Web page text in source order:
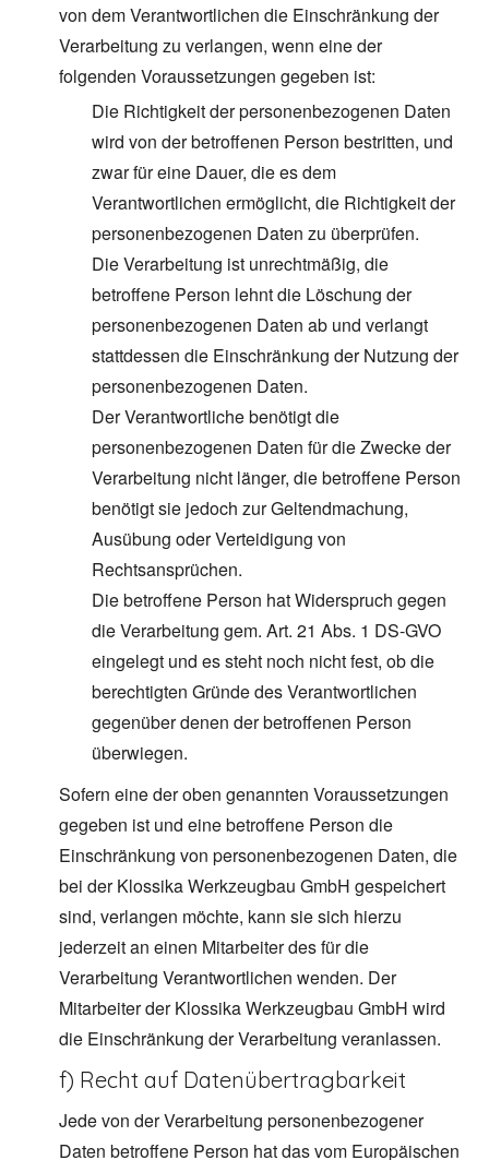
von dem Verantwortlichen die Einschränkung der
Verarbeitung zu verlangen, wenn eine der
folgenden Voraussetzungen gegeben ist:
Die Richtigkeit der personenbezogenen Daten
wird von der betroffenen Person bestritten, und
zwar für eine Dauer, die es dem
Verantwortlichen ermöglicht, die Richtigkeit der
personenbezogenen Daten zu überprüfen.
Die Verarbeitung ist unrechtmäßig, die
betroffene Person lehnt die Löschung der
personenbezogenen Daten ab und verlangt
stattdessen die Einschränkung der Nutzung der
personenbezogenen Daten.
Der Verantwortliche benötigt die
personenbezogenen Daten für die Zwecke der
Verarbeitung nicht länger, die betroffene Person
benötigt sie jedoch zur Geltendmachung,
Ausübung oder Verteidigung von
Rechtsansprüchen.
Die betroffene Person hat Widerspruch gegen
die Verarbeitung gem. Art. 21 Abs. 1 DS-GVO
eingelegt und es steht noch nicht fest, ob die
berechtigten Gründe des Verantwortlichen
gegenüber denen der betroffenen Person
überwiegen.
Sofern eine der oben genannten Voraussetzungen
gegeben ist und eine betroffene Person die
Einschränkung von personenbezogenen Daten, die
bei der Klossika Werkzeugbau GmbH gespeichert
sind, verlangen möchte, kann sie sich hierzu
jederzeit an einen Mitarbeiter des für die
Verarbeitung Verantwortlichen wenden. Der
Mitarbeiter der Klossika Werkzeugbau GmbH wird
die Einschränkung der Verarbeitung veranlassen.
f) Recht auf Datenübertragbarkeit
Jede von der Verarbeitung personenbezogener
Daten betroffene Person hat das vom Europäischen